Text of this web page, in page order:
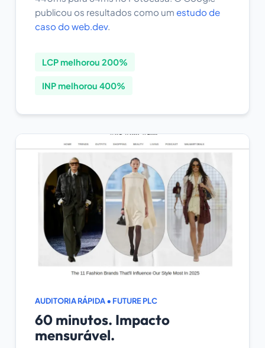
publicou os resultados como um estudo de
caso do web.dev.
LCP melhorou 200%
INP melhorou 400%
AUDITORIA RÁPIDA • FUTURE PLC
60 minutos. Impacto
mensurável.